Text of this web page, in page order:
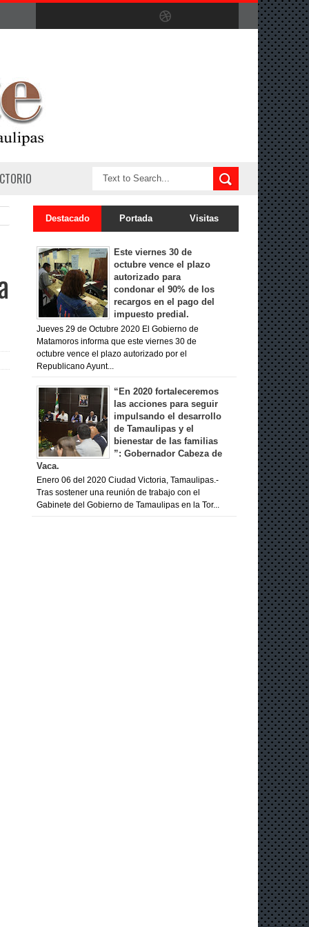
Destacado Portada Visitas
Este viernes 30 de
octubre vence el plazo
autorizado para
condonar el 90% de los
recargos en el pago del
impuesto predial.
Jueves 29 de Octubre 2020 El Gobierno de
Matamoros informa que este viernes 30 de
octubre vence el plazo autorizado por el
Republicano Ayunt...
“En 2020 fortaleceremos
las acciones para seguir
impulsando el desarrollo
de Tamaulipas y el
bienestar de las familias
”: Gobernador Cabeza de
Vaca.
Enero 06 del 2020 Ciudad Victoria, Tamaulipas.-
Tras sostener una reunión de trabajo con el
Gabinete del Gobierno de Tamaulipas en la Tor...